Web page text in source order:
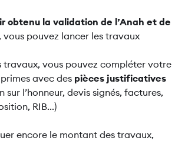
obtenu la validation de l’Anah et de
, vous pouvez lancer les travaux
travaux, vous pouvez compléter votre
avec des pièces justificatives
sur l’honneur, devis signés, factures,
RIB...)
encore le montant des travaux,